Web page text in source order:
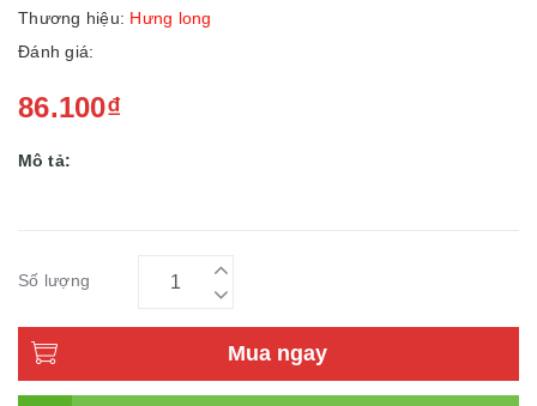
Thương hiệu: Hưng long
Đánh giá:
86.100₫
Mô tả:
Số lượng
Mua ngay